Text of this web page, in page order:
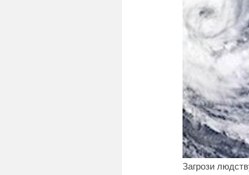
Загрози